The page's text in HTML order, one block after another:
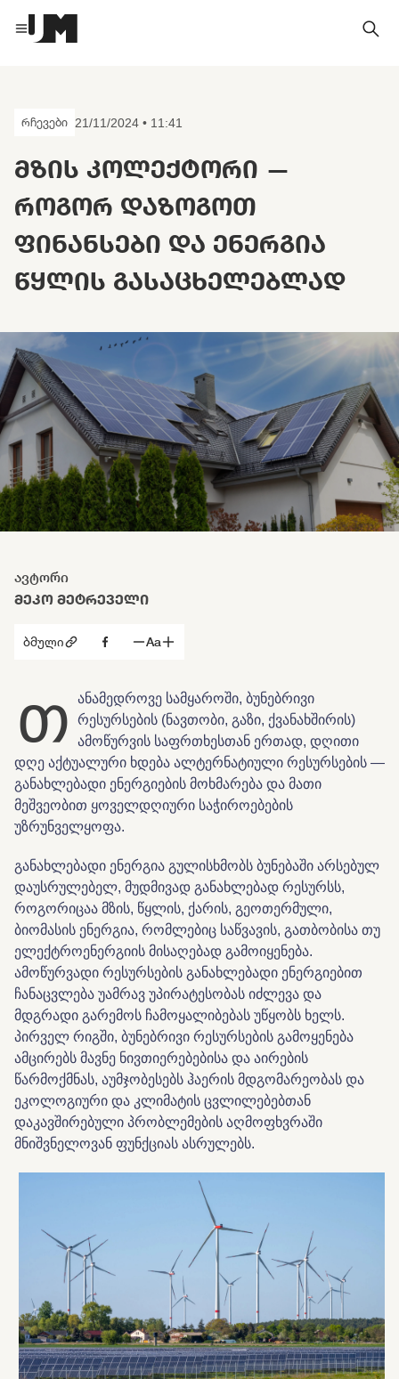
რჩევები 21/11/2024 • 11:41
ᲛᲖᲘᲡ ᲙᲝᲚᲔᲥᲢᲝᲠᲘ —
ᲠᲝᲒᲝᲠ ᲓᲐᲖᲝᲒᲝᲗ
ᲤᲘᲜᲐᲜᲡᲔᲑᲘ ᲓᲐ ᲔᲜᲔᲠᲒᲘᲐ
ᲬᲧᲚᲘᲡ ᲒᲐᲡᲐᲪᲮᲔᲚᲔᲑᲚᲐᲓ
ავტორი
ᲛᲔᲙᲝ ᲛᲔᲢᲠᲔᲕᲔᲚᲘ
თ
ანამედროვე სამყაროში, ბუნებრივი
რესურსების (ნავთობი, გაზი, ქვანახშირის)
ამოწურვის საფრთხესთან ერთად, დღითი
დღე აქტუალური ხდება ალტერნატიული რესურსების —
განახლებადი ენერგიების მოხმარება და მათი
მეშვეობით ყოველდღიური საჭიროებების
უზრუნველყოფა.
განახლებადი ენერგია გულისხმობს ბუნებაში არსებულ
დაუსრულებელ, მუდმივად განახლებად რესურსს,
როგორიცაა მზის, წყლის, ქარის, გეოთერმული,
ბიომასის ენერგია, რომლებიც საწვავის, გათბობისა თუ
ელექტროენერგიის მისაღებად გამოიყენება.
ამოწურვადი რესურსების განახლებადი ენერგიებით
ჩანაცვლება უამრავ უპირატესობას იძლევა და
მდგრადი გარემოს ჩამოყალიბებას უწყობს ხელს.
პირველ რიგში, ბუნებრივი რესურსების გამოყენება
ამცირებს მავნე ნივთიერებებისა და აირების
წარმოქმნას, აუმჯობესებს ჰაერის მდგომარეობას და
ეკოლოგიური და კლიმატის ცვლილებებთან
დაკავშირებული პრობლემების აღმოფხვრაში
მნიშვნელოვან ფუნქციას ასრულებს.
ბმული Aa